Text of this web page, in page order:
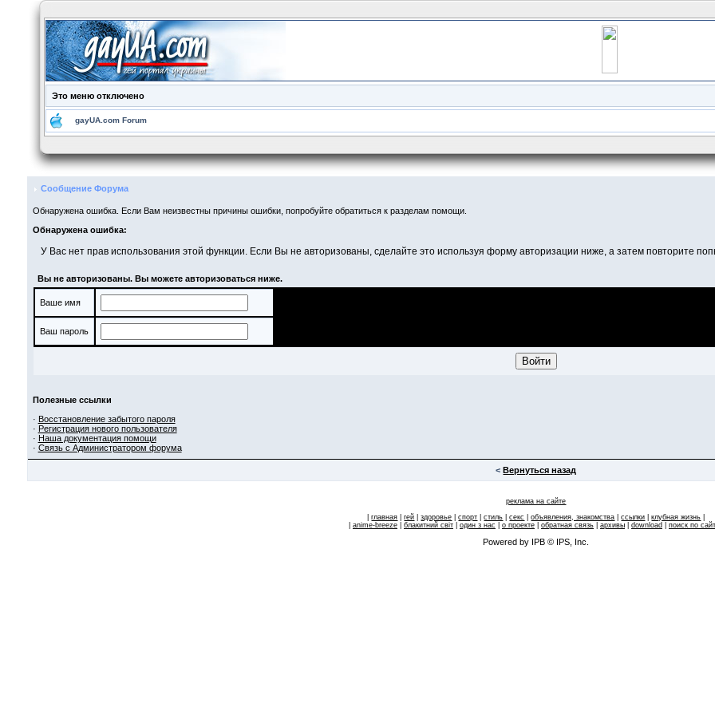
Это меню отключено
gayUA.com Forum
Сообщение Форума
Обнаружена ошибка. Если Вам неизвестны причины ошибки, попробуйте обратиться к разделам помощи.
Обнаружена ошибка:
У Вас нет прав использования этой функции. Если Вы не авторизованы, сделайте это используя форму авторизации ниже, а затем повторите
Вы не авторизованы. Вы можете авторизоваться ниже.
Ваше имя
Ваш пароль
Полезные ссылки
· Восстановление забытого пароля
· Регистрация нового пользователя
· Наша документация помощи
· Связь с Администратором форума
<Вернуться назад
реклама на сайте
|главная |гей |здоровье |спорт |стиль |секс |объявления, знакомства |ссылки |клубная жизнь
anime-breeze| блакитний свiт| один з нас о проекте| обратная связь| архивы| download поиск по
Powered by IPB © IPS, Inc.